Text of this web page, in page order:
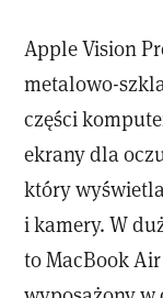
Apple Vision
metalowo-
części
ekrany dla
który
i kamery. W
to MacBook